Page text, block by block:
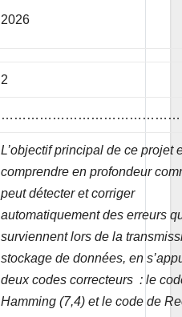
2026
2
L’objectif principal de ce projet
comprendre en profondeur
peut détecter et corriger
automatiquement des erreurs
surviennent lors de la
stockage de données, en
deux codes correcteurs : le
Hamming (7,4) et le code de